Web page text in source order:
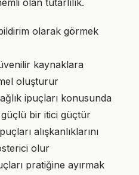
olan tutarlılık.
olarak görmek
kaynaklara
oluşturur
ipuçları konusunda
güçlü bir itici güçtür
alışkanlıklarını
olur
pratiğine ayırmak